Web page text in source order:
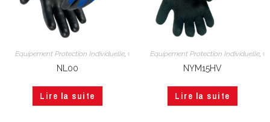
Equipement Protection Individuelle Gants Synthétiques,Main
NL00
Lire la suite
Equipement Protection Individuelle
NYM15HV
Lire la suite